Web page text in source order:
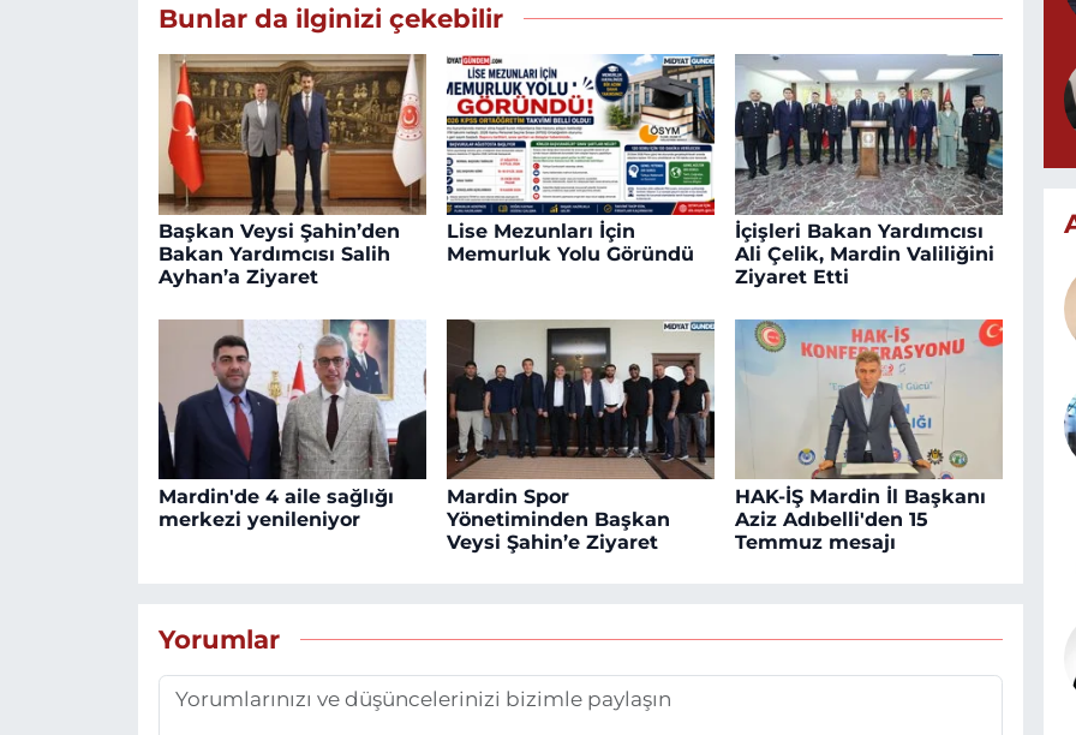
Bunlar da ilginizi çekebilir
Başkan Veysi Şahin’den
Bakan Yardımcısı Salih
Ayhan’a Ziyaret
Lise Mezunları İçin
Memurluk Yolu Göründü
İçişleri Bakan Yardımcısı
Ali Çelik, Mardin Valiliğini
Ziyaret Etti
Mardin'de 4 aile sağlığı
merkezi yenileniyor
Mardin Spor
Yönetiminden Başkan
Veysi Şahin’e Ziyaret
HAK-İŞ Mardin İl Başkanı
Aziz Adıbelli'den 15
Temmuz mesajı
Yorumlar